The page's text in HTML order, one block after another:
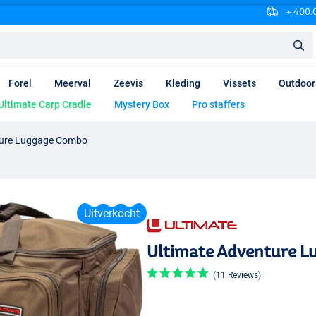
+
Forel Meerval Zeevis Kleding Vissets Outdoor
Carp Cradle Mystery Box Pro staffers
Luggage Combo
Uitverkocht
Ultimate Adventure
(11 Reviews)